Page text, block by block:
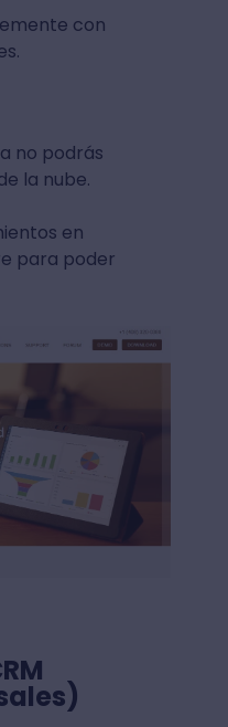
con
no podrás
la nube.
en
para poder